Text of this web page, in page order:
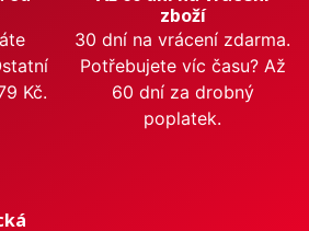
Kč.
zboží
30 dní na vrácení zdarma.
Potřebujete víc času? Až
60 dní za drobný
poplatek.